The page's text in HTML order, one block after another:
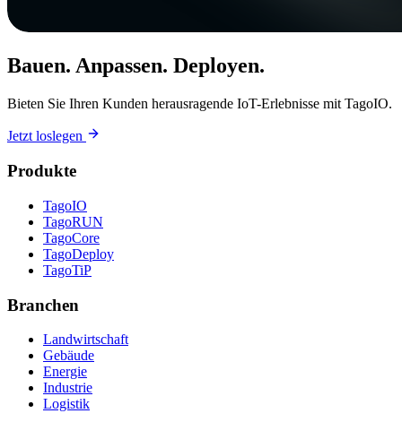
Bauen. Anpassen. Deployen.
Bieten Sie Ihren Kunden herausragende IoT-Erlebnisse mit TagoIO.
Jetzt loslegen
Produkte
TagoIO
TagoRUN
TagoCore
TagoDeploy
TagoTiP
Branchen
Landwirtschaft
Gebäude
Energie
Industrie
Logistik